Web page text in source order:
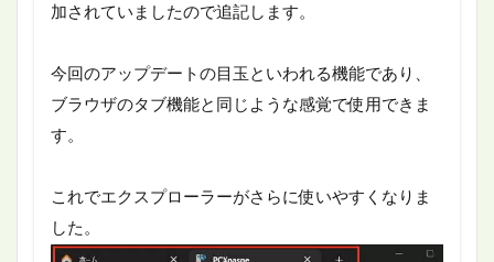
加されていましたので追記します。
今回のアップデートの目玉といわれる機能であり、
ブラウザのタブ機能と同じような感覚で使用できま
す。
これでエクスプローラーがさらに使いやすくなりま
した。